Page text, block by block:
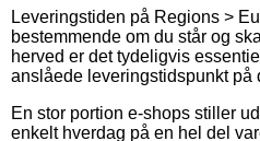
Leveringstiden på Regions >
bestemmende om du står og
herved er det tydeligvis
anslåede leveringstidspunkt på
En stor portion e-shops stiller
enkelt hverdag på en hel del